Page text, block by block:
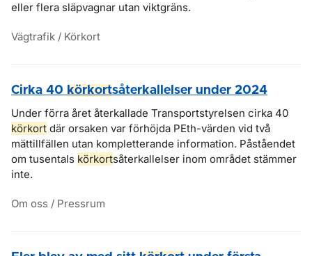
eller flera släpvagnar utan viktgräns.
Vägtrafik / Körkort
Cirka 40 körkortsåterkallelser under 2024
Under förra året återkallade Transportstyrelsen cirka 40
körkort där orsaken var förhöjda PEth-värden vid två
mättillfällen utan kompletterande information. Påståendet
om tusentals körkortsåterkallelser inom området stämmer
inte.
Om oss / Pressrum